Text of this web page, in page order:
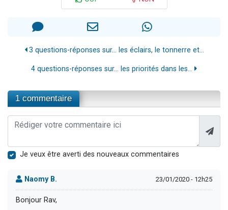
3 questions-réponses sur... les éclairs, le tonnerre et...
4 questions-réponses sur... les priorités dans les...
1 commentaire
Je veux être averti des nouveaux commentaires
Naomy B. 23/01/2020 - 12h25
Bonjour Rav,